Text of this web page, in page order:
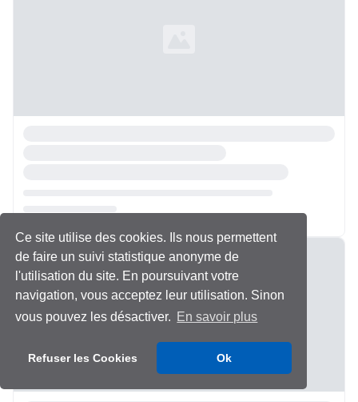
Ce site utilise des cookies. Ils nous permettent
de faire un suivi statistique anonyme de
l'utilisation du site. En poursuivant votre
navigation, vous acceptez leur utilisation. Sinon
vous pouvez les désactiver. En savoir plus
Refuser les Cookies Ok
Chargement...